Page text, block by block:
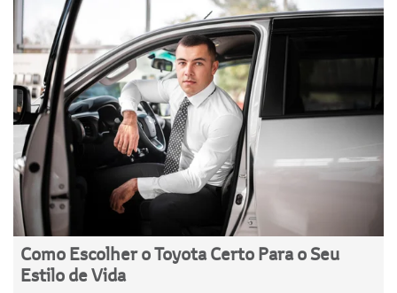
Como Escolher o Toyota Certo Para o Seu
Estilo de Vida